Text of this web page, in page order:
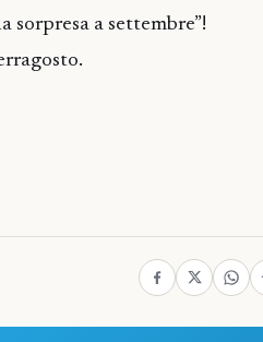
sorpresa a settembre”!